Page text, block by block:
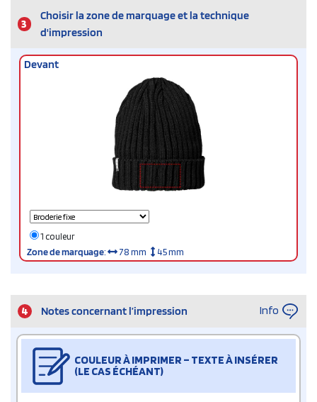
3
Choisir la zone de marquage et la technique
d'impression
Devant
1 couleur
Zone de marquage: 78 mm 45 mm
4 Notes concernant l’impression Info
COULEUR À IMPRIMER – TEXTE À INSÉRER
(LE CAS ÉCHÉANT)